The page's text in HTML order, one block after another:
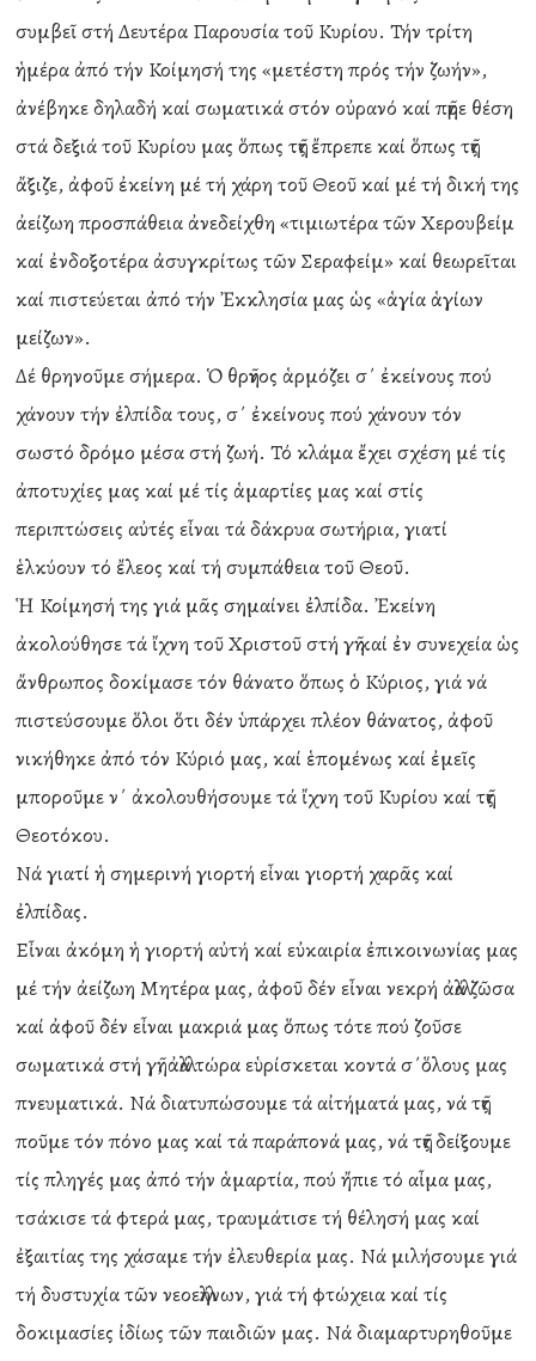
συμβεῖ στή Δευτέρα Παρουσία τοῦ Κυρίου. Τήν τρίτη
ἡμέρα ἀπό τήν Κοίμησή της «μετέστη πρός τήν ζωήν»,
ἀνέβηκε δηλαδή καί σωματικά στόν οὐρανό καί πῆρε θέση
στά δεξιά τοῦ Κυρίου μας ὅπως τῆς ἔπρεπε καί ὅπως τῆς
ἄξιζε, ἀφοῦ ἐκείνη μέ τή χάρη τοῦ Θεοῦ καί μέ τή δική της
ἀείζωη προσπάθεια ἀνεδείχθη «τιμιωτέρα τῶν Χερουβείμ
καί ἐνδοξοτέρα ἀσυγκρίτως τῶν Σεραφείμ» καί θεωρεῖται
καί πιστεύεται ἀπό τήν Ἐκκλησία μας ὡς «ἁγία ἁγίων
μείζων».
Δέ θρηνοῦμε σήμερα. Ὁ θρῆνος ἁρμόζει σ΄ ἐκείνους πού
χάνουν τήν ἐλπίδα τους, σ΄ ἐκείνους πού χάνουν τόν
σωστό δρόμο μέσα στή ζωή. Τό κλάμα ἔχει σχέση μέ τίς
ἀποτυχίες μας καί μέ τίς ἁμαρτίες μας καί στίς
περιπτώσεις αὐτές εἶναι τά δάκρυα σωτήρια, γιατί
ἑλκύουν τό ἔλεος καί τή συμπάθεια τοῦ Θεοῦ.
Ἡ Κοίμησή της γιά μᾶς σημαίνει ἐλπίδα. Ἐκείνη
ἀκολούθησε τά ἴχνη τοῦ Χριστοῦ στή γῆ καί ἐν συνεχεία ὡς
ἄνθρωπος δοκίμασε τόν θάνατο ὅπως ὁ Κύριος, γιά νά
πιστεύσουμε ὅλοι ὅτι δέν ὑπάρχει πλέον θάνατος, ἀφοῦ
νικήθηκε ἀπό τόν Κύριό μας, καί ἑπομένως καί ἐμεῖς
μποροῦμε ν΄ ἀκολουθήσουμε τά ἴχνη τοῦ Κυρίου καί τῆς
Θεοτόκου.
Νά γιατί ἡ σημερινή γιορτή εἶναι γιορτή χαρᾶς καί
ἐλπίδας.
Εἶναι ἀκόμη ἡ γιορτή αὐτή καί εὐκαιρία ἐπικοινωνίας μας
μέ τήν ἀείζωη Μητέρα μας, ἀφοῦ δέν εἶναι νεκρή ἀλλά ζῶσα
καί ἀφοῦ δέν εἶναι μακριά μας ὅπως τότε πού ζοῦσε
σωματικά στή γῆ, ἀλλά τώρα εὑρίσκεται κοντά σ΄ὅλους μας
πνευματικά. Νά διατυπώσουμε τά αἰτήματά μας, νά τῆς
ποῦμε τόν πόνο μας καί τά παράπονά μας, νά τῆς δείξουμε
τίς πληγές μας ἀπό τήν ἁμαρτία, πού ἤπιε τό αἶμα μας,
τσάκισε τά φτερά μας, τραυμάτισε τή θέλησή μας καί
ἐξαιτίας της χάσαμε τήν ἐλευθερία μας. Νά μιλήσουμε γιά
τή δυστυχία τῶν νεοελλήνων, γιά τή φτώχεια καί τίς
δοκιμασίες ἰδίως τῶν παιδιῶν μας. Νά διαμαρτυρηθοῦμε